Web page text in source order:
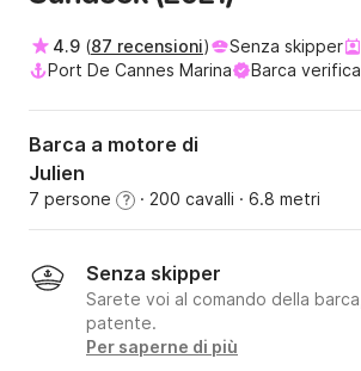
4.9 (87 recensioni) Senza skipper
Port De Cannes Marina
Barca
Barca a motore di
Julien
7 persone ? · 200 cavalli · 6.8 metri
Senza skipper
Sarete voi al comando della
patente.
Per saperne di più